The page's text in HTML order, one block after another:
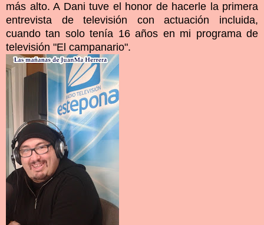
más alto. A Dani tuve el honor de hacerle la primera
entrevista de televisión con actuación incluida,
cuando tan solo tenía 16 años en mi programa de
televisión "El campanario".